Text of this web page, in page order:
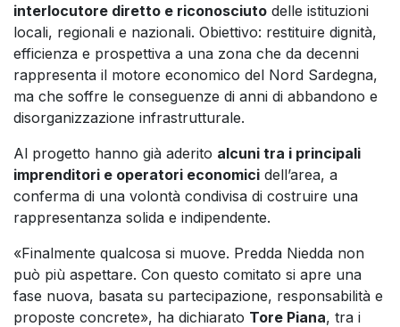
interlocutore diretto e riconosciuto delle istituzioni
locali, regionali e nazionali. Obiettivo: restituire dignità,
efficienza e prospettiva a una zona che da decenni
rappresenta il motore economico del Nord Sardegna,
ma che soffre le conseguenze di anni di abbandono e
disorganizzazione infrastrutturale.
Al progetto hanno già aderito alcuni tra i principali
imprenditori e operatori economici dell’area, a
conferma di una volontà condivisa di costruire una
rappresentanza solida e indipendente.
«Finalmente qualcosa si muove. Predda Niedda non
può più aspettare. Con questo comitato si apre una
fase nuova, basata su partecipazione, responsabilità e
proposte concrete», ha dichiarato Tore Piana, tra i